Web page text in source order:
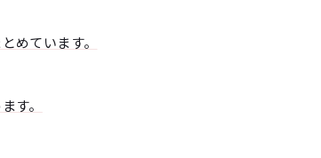
めています。
す。